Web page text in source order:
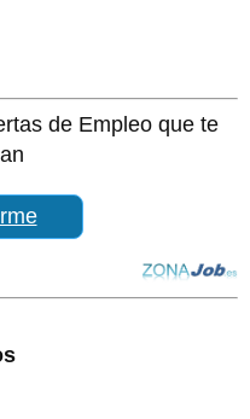
de Empleo que te